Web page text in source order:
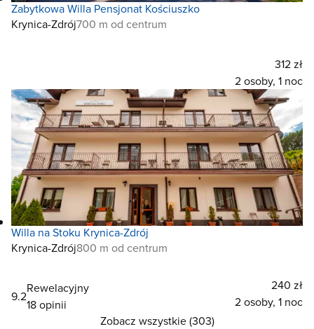
Zabytkowa Willa Pensjonat Kościuszko
Krynica-Zdrój700 m od centrum
312 zł
2 osoby, 1 noc
Willa na Stoku Krynica-Zdrój
Krynica-Zdrój800 m od centrum
9.2
Rewelacyjny
18 opinii
240 zł
2 osoby, 1 noc
Zobacz wszystkie (303)